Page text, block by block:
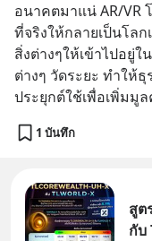
อนาคตมาแน่ AR/VR
ที่จริงให้กลายเป็นโล
สิ่งต่างๆให้เข้าไปอยู่
ต่างๆ วัดระยะ ทำให้
ประยุกต์ใช้เพื่อเพิ่มมู
1 บันทึก
สูต
กับ